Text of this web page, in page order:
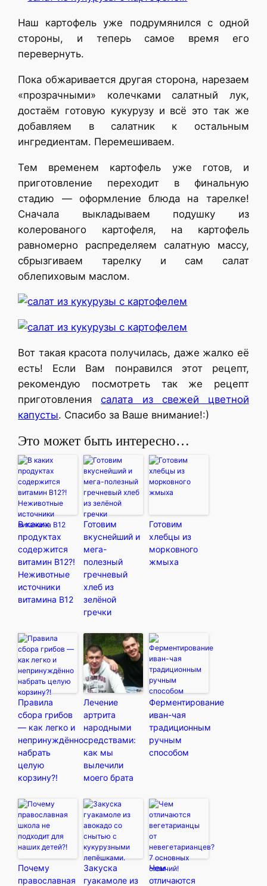
Наш картофель уже подрумянился с одной
стороны, и теперь самое время его
перевернуть.
Пока обжаривается другая сторона, нарезаем
«прозрачными» колечками салатный лук,
достаём готовую кукурузу и всё это так же
добавляем в салатник к остальным
ингредиентам. Перемешиваем.
Тем временем картофель уже готов, и
приготовление переходит в финальную
стадию — оформление блюда на тарелке!
Сначала выкладываем подушку из
колерованого картофеля, на картофель
равномерно распределяем салатную массу,
сбрызгиваем тарелку и сам салат
облепиховым маслом.
Вот такая красота получилась, даже жалко её
есть! Если Вам понравился этот рецепт,
рекомендую посмотреть так же рецепт
приготовлениясалата из свежей цветной
капусты. Спасибо за Ваше внимание!:)
Это может быть интересно…
В каких
продуктах
содержится
витамин В12?!
Неживотные
источники
витамина В12
Готовим
вкуснейший и
мега-
полезный
гречневый
хлеб из
зелёной
гречки
Готовим
хлебцы из
морковного
жмыха
Правила
сбора грибов
— как легко и
непринуждённо
набрать
целую
корзину?!
Лечение
артрита
народными
средствами:
как мы
вылечили
моего брата
Ферментирование
иван-чая
традиционным
ручным
способом
Почему
православная
Закуска
гуакамоле из
Чем
отличаются